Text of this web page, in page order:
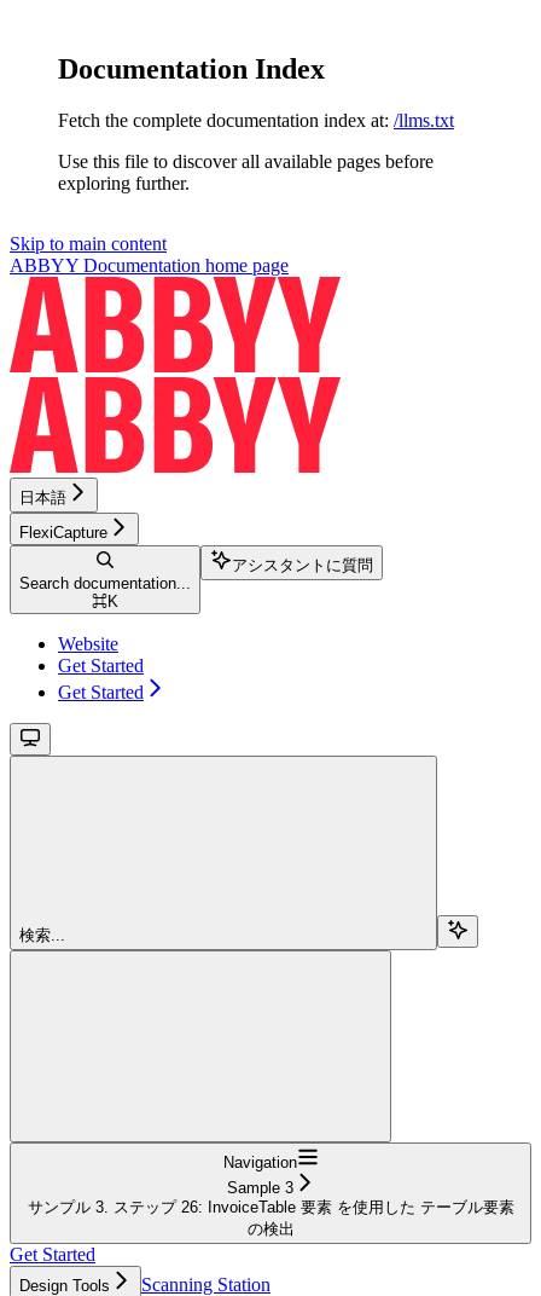
Documentation Index
Fetch the complete documentation index at: /llms.txt
Use this file to discover all available pages before
exploring further.
Skip to main content
ABBYY Documentation home page
日本語
FlexiCapture
Search documentation...
⌘K
アシスタントに質問
Website
Get Started
Get Started
検索...
Navigation
Sample 3
サンプル 3. ステップ 26: InvoiceTable 要素 を使用した テーブル要素
の検出
Get Started
Design Tools
Scanning Station